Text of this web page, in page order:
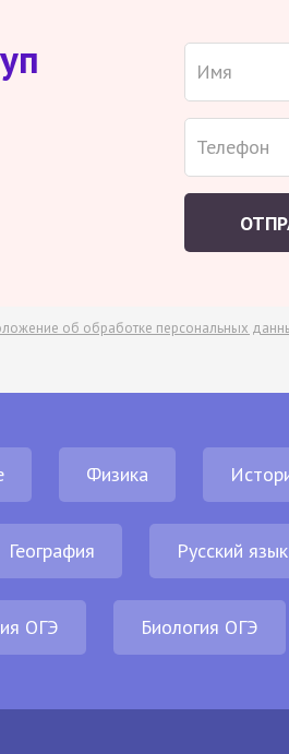
об обработке персональных
Физика
География Русский
ОГЭ Биология ОГЭ